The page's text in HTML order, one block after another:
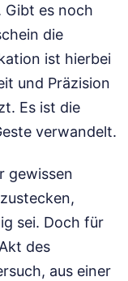
Gibt es noch
die
ist hierbei
und Präzision
Es ist die
verwandelt.
gewissen
sei. Doch für
des
aus einer